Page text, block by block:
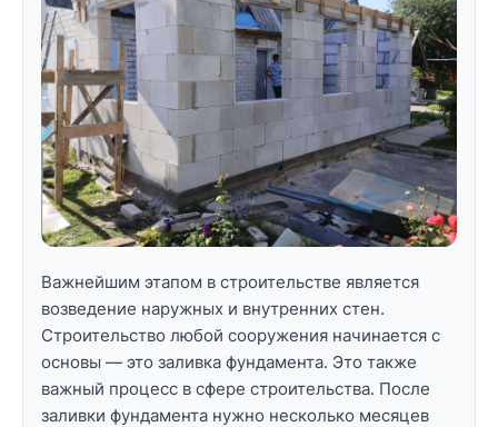
Важнейшим этапом в строительстве является
возведение наружных и внутренних стен.
Строительство любой сооружения начинается с
основы — это заливка фундамента. Это также
важный процесс в сфере строительства. После
заливки фундамента нужно несколько месяцев